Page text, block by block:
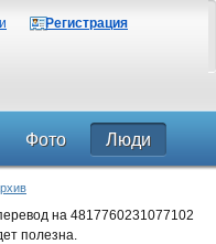
Регистрация
Фото Люди
на 4817760231077102
полезна.